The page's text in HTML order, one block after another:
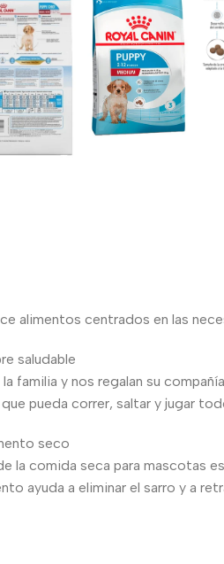
alimentos centrados en las
saludable
familia y nos regalan su
pueda correr, saltar y jugar
seco
la comida seca para mascotas
ayuda a eliminar el sarro y a